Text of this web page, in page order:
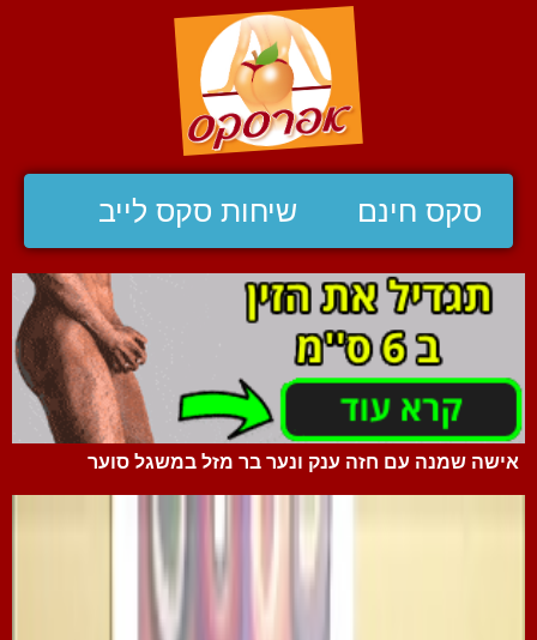
סקס חינם שיחות סקס לייב
אישה שמנה עם חזה ענק ונער בר מזל במשגל סוער